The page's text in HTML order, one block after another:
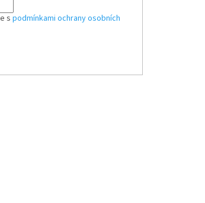
spodmínkami ochrany osobních